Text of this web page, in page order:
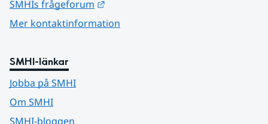
SMHIs frågeforum
Mer kontaktinformation
SMHI-länkar
Jobba på SMHI
Om SMHI
SMHI-bloggen